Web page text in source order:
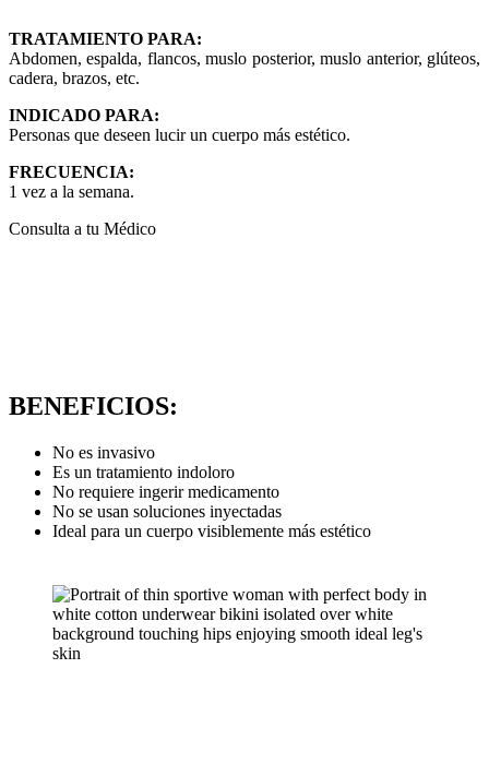
TRATAMIENTO PARA:
Abdomen, espalda, flancos, muslo posterior, muslo anterior, glúteos,
cadera, brazos, etc.
INDICADO PARA:
Personas que deseen lucir un cuerpo más estético.
FRECUENCIA:
1 vez a la semana.
Consulta a tu Médico
BENEFICIOS:
No es invasivo
Es un tratamiento indoloro
No requiere ingerir medicamento
No se usan soluciones inyectadas
Ideal para un cuerpo visiblemente más estético